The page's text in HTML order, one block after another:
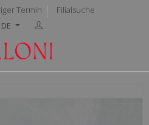
Termin
Filialsuche
DE